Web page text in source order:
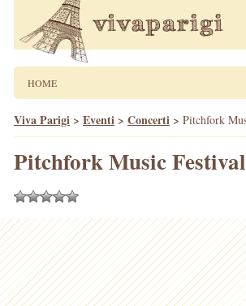
HOME
Viva Parigi > Eventi > Concerti > Pitchfork
Pitchfork Music